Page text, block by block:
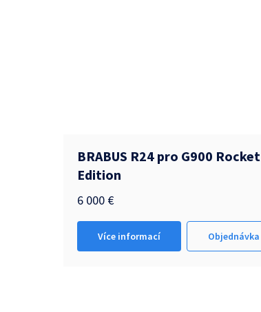
BRABUS R24 pro G900 Rocket
Edition
6 000 €
Více informací Objednávka